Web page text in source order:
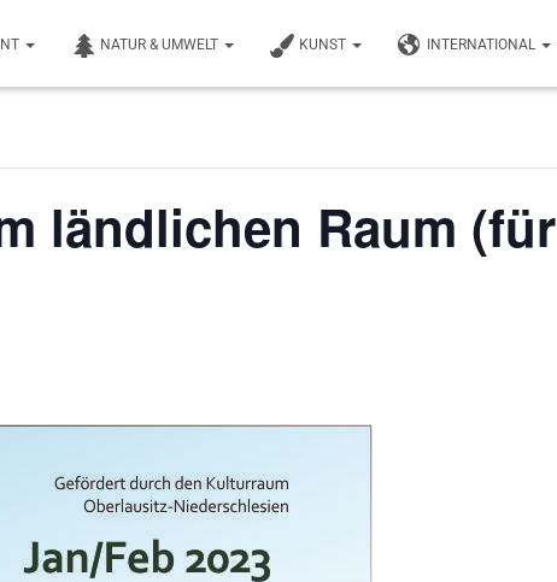
NATUR & UMWELT KUNST INTERNATIONAL
ländlichen Raum (für